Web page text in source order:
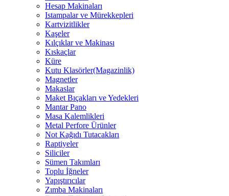
Hesap Makinaları
Istampalar ve Mürekkepleri
Kartvizitlikler
Kaşeler
Kılçıklar ve Makinası
Kıskaçlar
Küre
Kutu Klasörler(Magazinlik)
Magnetler
Makaslar
Maket Bıçakları ve Yedekleri
Mantar Pano
Masa Kalemlikleri
Metal Perfore Ürünler
Not Kağıdı Tutacakları
Raptiyeler
Siliciler
Sümen Takımları
Toplu İğneler
Yapıştırıcılar
Zımba Makinaları